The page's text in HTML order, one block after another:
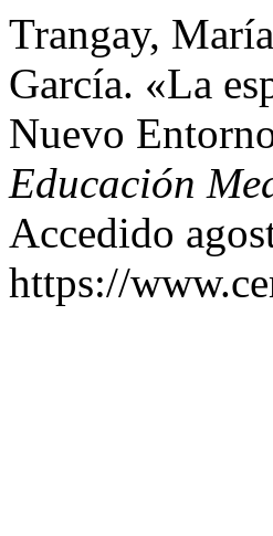
Trangay,
García. «La
Nuevo
Educación
Accedido
https://